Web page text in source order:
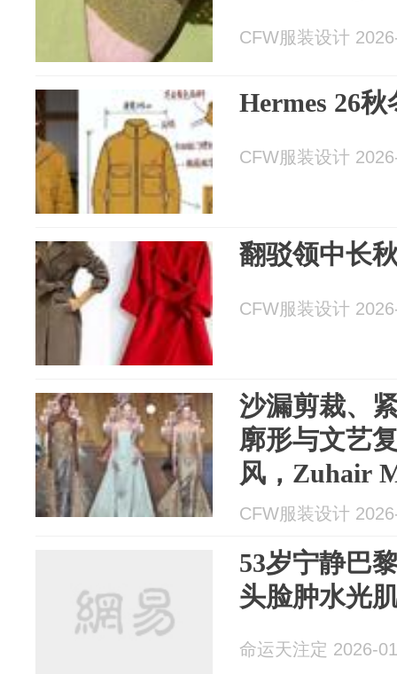
CFW服装设计
Hermes 26
CFW服装设计
翻驳领中长
CFW服装设计
沙漏剪裁、
廓形与文艺
风，Zuhair
定
CFW服装设计
53岁宁静巴
头脸肿水光
命运天注定 2026-